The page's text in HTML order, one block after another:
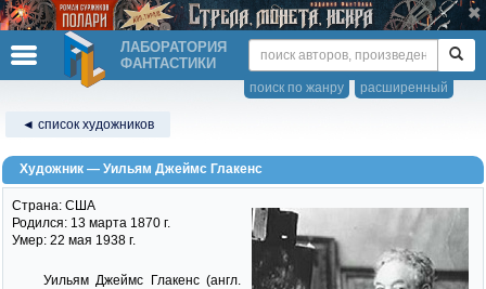
ЛАБОРАТОРИЯ
ФАНТАСТИКИ
расширенный
поиск по жанру
◄ список художников
Художник — Уильям Джеймс Глакенс
Страна: США
Родился: 13 марта 1870 г.
Умер: 22 мая 1938 г.
Уильям Джеймс Глакенс (англ.